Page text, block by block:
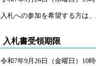
入札への参加を希望する方は
入札書受領期限
令和7年9月26日（金曜日）10